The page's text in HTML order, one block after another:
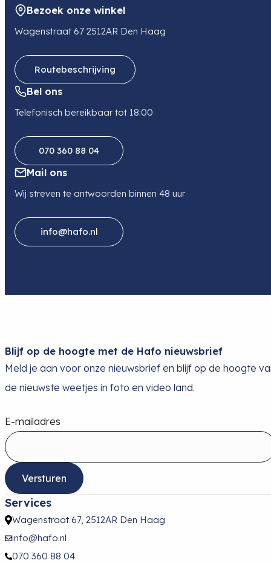
Bezoek onze winkel
Wagenstraat 67 2512AR Den Haag
Routebeschrijving
Bel ons
Telefonisch bereikbaar tot 18:00
070 360 88 04
Mail ons
Wij streven te antwoorden binnen 48 uur
info@hafo.nl
Blijf op de hoogte met de Hafo nieuwsbrief
Meld je aan voor onze nieuwsbrief en blijf op de hoogte
de nieuwste weetjes in foto en video land.
E-mailadres
Versturen
Services
Wagenstraat 67, 2512AR Den Haag
info@hafo.nl
070 360 88 04